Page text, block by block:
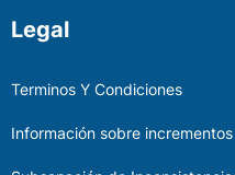
Legal
Terminos Y Condiciones
Información sobre